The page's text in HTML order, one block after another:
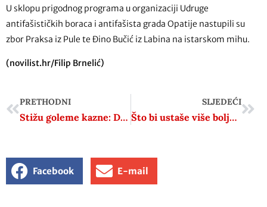
U sklopu prigodnog programa u organizaciji Udruge
antifašističkih boraca i antifašista grada Opatije nastupili su
zbor Praksa iz Pule te Đino Bučić iz Labina na istarskom mihu.
(novilist.hr/Filip Brnelić)
PRETHODNI
Stižu goleme kazne: Do 4000 eura za lažne vijesti i prekršaj loše odgojenog djeteta
SLJEDEĆI
Što bi ustaše više boljelo: slanje u zatvor ili udaranje po džepu?
Facebook E-mail